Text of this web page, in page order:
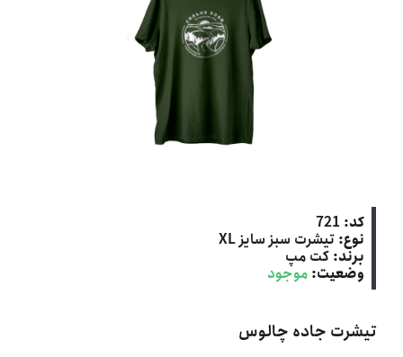
کد: 721
نوع: تیشرت سبز سایز XL
برند: کت‌ مپ
وضعیت: موجود
تیشرت جاده چالوس